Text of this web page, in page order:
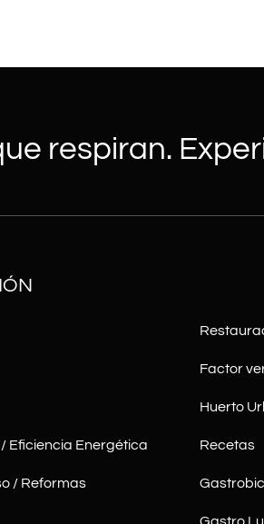
respiran.
Eficiencia Energética
/ Reformas
Factor
Huerto
Recetas